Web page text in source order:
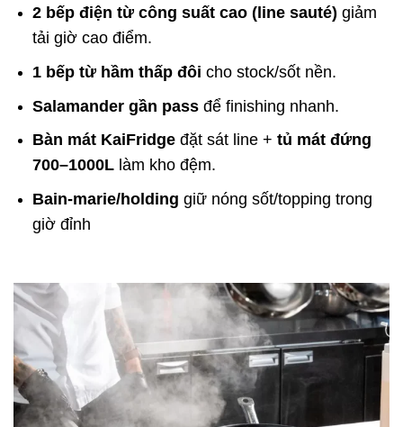
2 bếp điện từ công suất cao (line sauté) giảm
tải giờ cao điểm.
1 bếp từ hầm thấp đôi cho stock/sốt nền.
Salamander gần passđể finishing nhanh.
Bàn mát KaiFridgeđặt sát line + tủ mát đứng
700–1000Llàm kho đệm.
Bain-marie/holding giữ nóng sốt/topping trong
giờ đỉnh